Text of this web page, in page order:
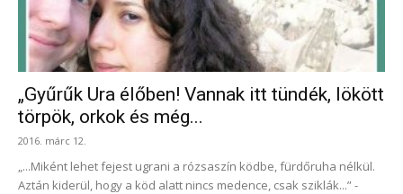
„Gyűrűk Ura élőben! Vannak itt tündék, lökött
törpök, orkok és még...
2016. márc 12.
„...Miként lehet fejest ugrani a rózsaszín ködbe, fürdőruha nélkül.
Aztán kiderül, hogy a köd alatt nincs medence, csak sziklák...” -